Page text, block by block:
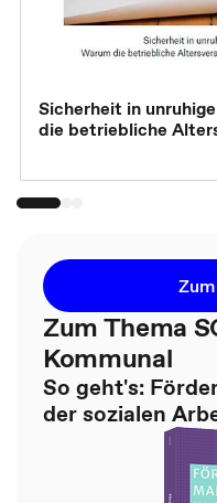
Sicherheit in
die betriebliche
Zum Thema
Kommunal
So geht's:
der sozialen